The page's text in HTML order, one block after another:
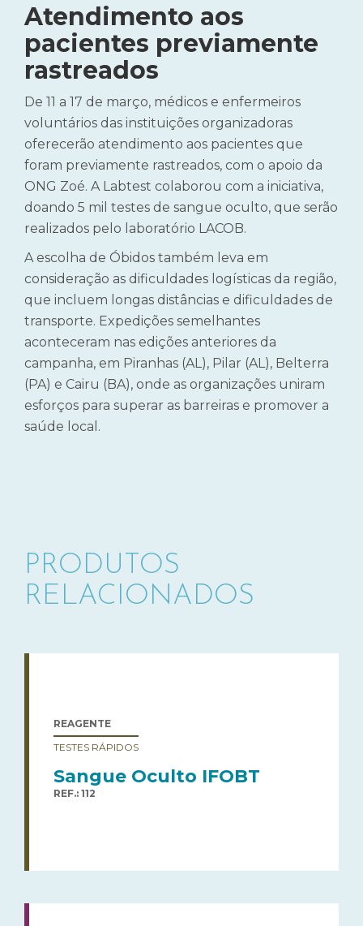
Atendimento aos
pacientes previamente
rastreados
De 11 a 17 de março, médicos e enfermeiros
voluntários das instituições organizadoras
oferecerão atendimento aos pacientes que
foram previamente rastreados, com o apoio da
ONG Zoé. A Labtest colaborou com a iniciativa,
doando 5 mil testes de sangue oculto, que serão
realizados pelo laboratório LACOB.
A escolha de Óbidos também leva em
consideração as dificuldades logísticas da região,
que incluem longas distâncias e dificuldades de
transporte. Expedições semelhantes
aconteceram nas edições anteriores da
campanha, em Piranhas (AL), Pilar (AL), Belterra
(PA) e Cairu (BA), onde as organizações uniram
esforços para superar as barreiras e promover a
saúde local.
PRODUTOS
RELACIONADOS
REAGENTE
TESTES RÁPIDOS
Sangue Oculto IFOBT
REF.: 112